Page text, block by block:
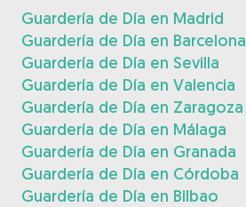
Guardería de Día en Madrid
Guardería de Día en Barcelona
Guardería de Día en Sevilla
Guardería de Día en Valencia
Guardería de Día en Zaragoza
Guardería de Día en Málaga
Guardería de Día en Granada
Guardería de Día en Córdoba
Guardería de Día en Bilbao